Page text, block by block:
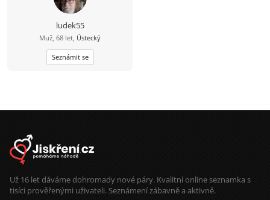
ludek55
Muž, 68 let, Ústecký
Seznámit se
Už 16 let dáváme dohromady nové páry. Kvalitní online seznamka s
tisíci prověřenými uživateli. Seznámení zábavně a aktivně.